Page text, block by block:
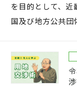
を目的として、近
国及び地方公共団